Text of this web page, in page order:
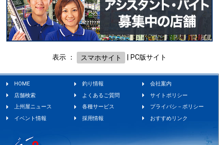
表示 ： スマホサイト PC版サイト
HOME 釣り情報
会社案内
店舗検索
よくあるご質問
サイトポリシー
上州屋ニュース
各種サービス
プライバシ－ポリシー
イベント情報
採用情報 おすすめリンク